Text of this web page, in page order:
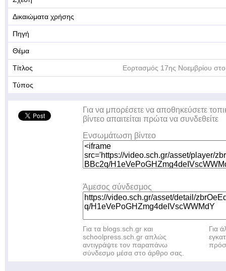
Δικαιώματα χρήσης
Πηγή
Θέμα
Τίτλος Εορτασμός 17ης Νοεμβρίου
Τύπος
Για να μπορέσετε να αποθηκεύσετε
βίντεο απαιτείται πρώτα να συνδεθείτε
Ενσωμάτωση βίντεο
Άμεσος σύνδεσμος
Για τα blogs.sch.gr και
schoolpress.sch.gr απλώς
αντιγράψτε τον παραπάνω
σύνδεσμο μέσα στο άρθρο σας.
Για